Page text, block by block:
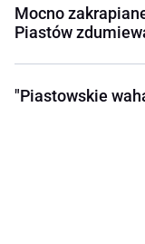
Mocno
Piastów
"Piastowskie